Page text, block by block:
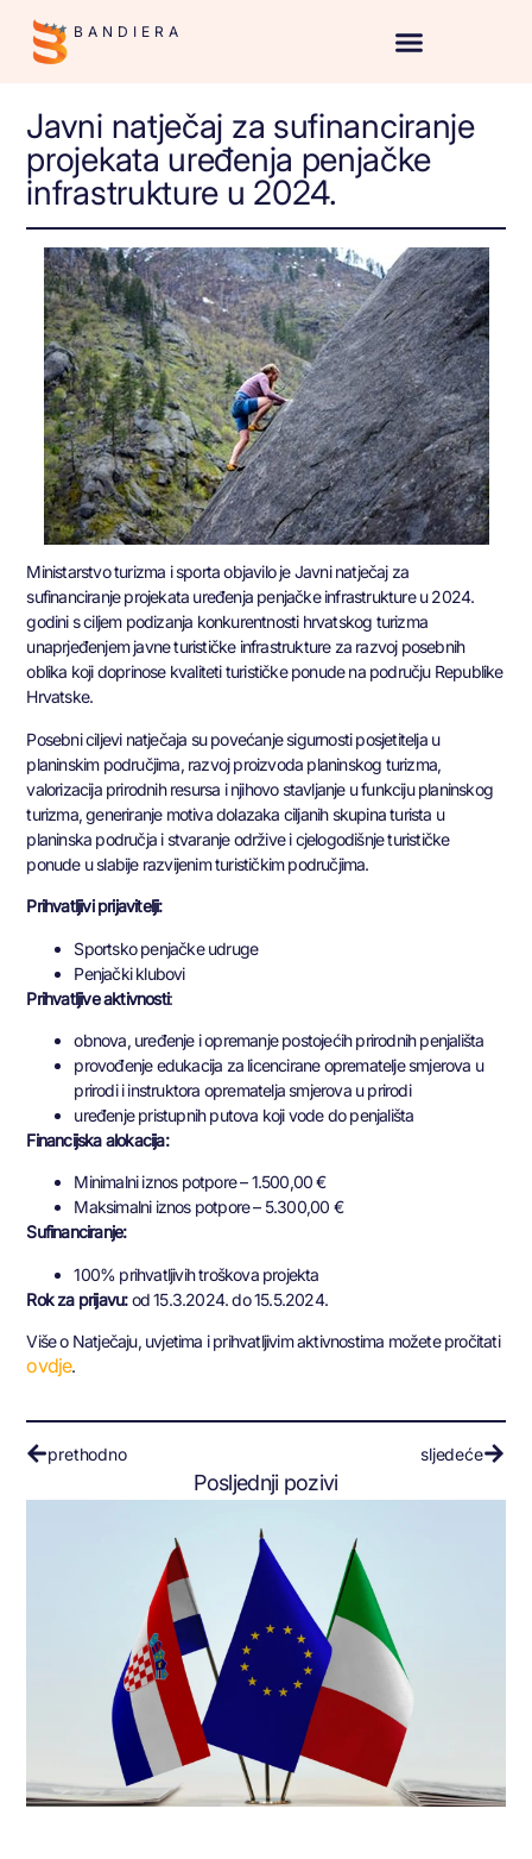
BANDIERA
Javni natječaj za sufinanciranje
projekata uređenja penjačke
infrastrukture u 2024.
Ministarstvo turizma i sporta objavilo je Javni natječaj za
sufinanciranje projekata uređenja penjačke infrastrukture u 2024.
godini s ciljem podizanja konkurentnosti hrvatskog turizma
unaprjeđenjem javne turističke infrastrukture za razvoj posebnih
oblika koji doprinose kvaliteti turističke ponude na području Republike
Hrvatske.
Posebni ciljevi natječaja su povećanje sigurnosti posjetitelja u
planinskim područjima, razvoj proizvoda planinskog turizma,
valorizacija prirodnih resursa i njihovo stavljanje u funkciju planinskog
turizma, generiranje motiva dolazaka ciljanih skupina turista u
planinska područja i stvaranje održive i cjelogodišnje turističke
ponude u slabije razvijenim turističkim područjima.
Prihvatljivi prijavitelji:
Sportsko penjačke udruge
Penjački klubovi
Prihvatljive aktivnosti:
obnova, uređenje i opremanje postojećih prirodnih penjališta
provođenje edukacija za licencirane oprematelje smjerova u
prirodi i instruktora oprematelja smjerova u prirodi
uređenje pristupnih putova koji vode do penjališta
Financijska alokacija:
Minimalni iznos potpore – 1.500,00 €
Maksimalni iznos potpore – 5.300,00 €
Sufinanciranje:
100% prihvatljivih troškova projekta
Rok za prijavu:od 15.3.2024. do 15.5.2024.
Više o Natječaju, uvjetima i prihvatljivim aktivnostima možete pročitati
ovdje.
prethodno sljedeće
Posljednji pozivi